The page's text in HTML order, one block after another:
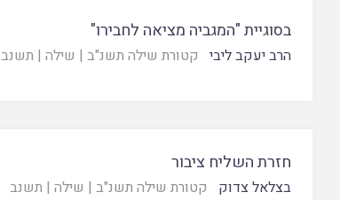
בסוגיית "המגביה מציאה לחבירו"
הרב יעקב ליבי קטורת שילה תשנ"ב | שילה | תשנב
חזרת השליח ציבור
בצלאל צדוק קטורת שילה תשנ"ב | שילה | תשנב